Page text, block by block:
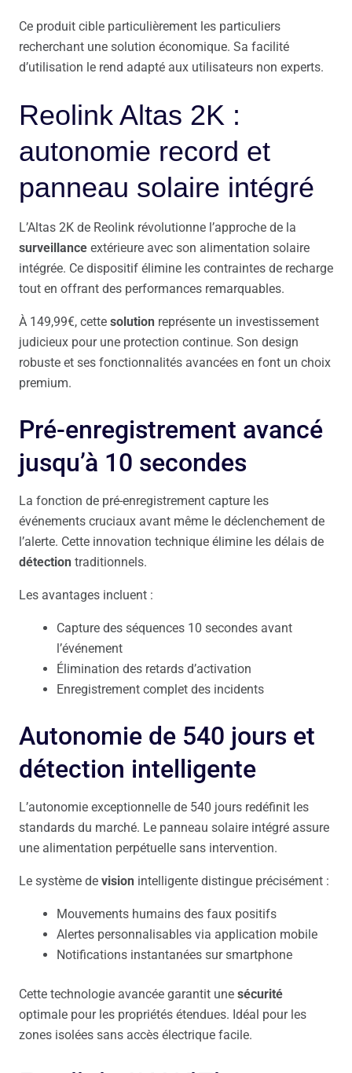
Ce produit cible particulièrement les particuliers
recherchant une solution économique. Sa facilité
d’utilisation le rend adapté aux utilisateurs non experts.
Reolink Altas 2K :
autonomie record et
panneau solaire intégré
L’Altas 2K de Reolink révolutionne l’approche de la
surveillance extérieure avec son alimentation solaire
intégrée. Ce dispositif élimine les contraintes de recharge
tout en offrant des performances remarquables.
À 149,99€, cette solution représente un investissement
judicieux pour une protection continue. Son design
robuste et ses fonctionnalités avancées en font un choix
premium.
Pré-enregistrement avancé
jusqu’à 10 secondes
La fonction de pré-enregistrement capture les
événements cruciaux avant même le déclenchement de
l’alerte. Cette innovation technique élimine les délais de
détection traditionnels.
Les avantages incluent :
Capture des séquences 10 secondes avant
l’événement
Élimination des retards d’activation
Enregistrement complet des incidents
Autonomie de 540 jours et
détection intelligente
L’autonomie exceptionnelle de 540 jours redéfinit les
standards du marché. Le panneau solaire intégré assure
une alimentation perpétuelle sans intervention.
Le système de vision intelligente distingue précisément :
Mouvements humains des faux positifs
Alertes personnalisables via application mobile
Notifications instantanées sur smartphone
Cette technologie avancée garantit une sécurité
optimale pour les propriétés étendues. Idéal pour les
zones isolées sans accès électrique facile.